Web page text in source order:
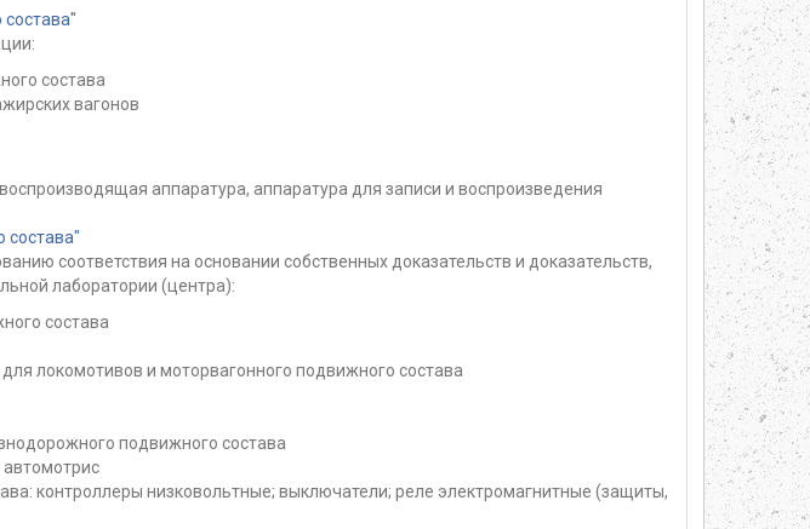
состава
вагонов
аппаратура, аппаратура для записи и воспроизведения
соответствия на основании собственных доказательств и доказательств,
лаборатории (центра):
состава
локомотивов и моторвагонного подвижного состава
подвижного состава
контроллеры низковольтные; выключатели; реле электромагнитные (защиты,